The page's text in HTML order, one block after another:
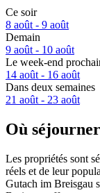
Ce soir
8 août - 9 août
Demain
9 août - 10 août
Le week-end
14 août - 16 août
Dans deux semaines
21 août - 23 août
Où
Les propriétés sont
réels et de leur
Gutach im Breisgau